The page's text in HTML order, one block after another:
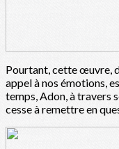
Pourtant, cette œuvre,
appel à nos émotions,
temps, Adon, à travers
cesse à remettre en